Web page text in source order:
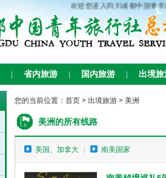
欢迎您进入四川成都中国青年
省内旅游 国内旅游 出境旅
您的当前位置： 首页 > 出境旅游 > 美洲
美洲的所有线路
美国、加拿大 南美国家